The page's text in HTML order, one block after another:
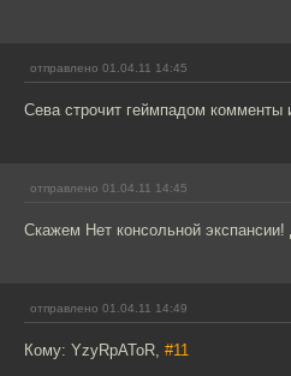
отправлено 01.04.11 14:45
Сева строчит геймпадом комменты
отправлено 01.04.11 14:45
Скажем Нет консольной
отправлено 01.04.11 14:49
Кому: YzyRpAToR, #11